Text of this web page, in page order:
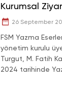
Kurumsal
26 September
FSM Yazma
yönetim kurulu
Turgut, M. Fatih
2024 tarihinde